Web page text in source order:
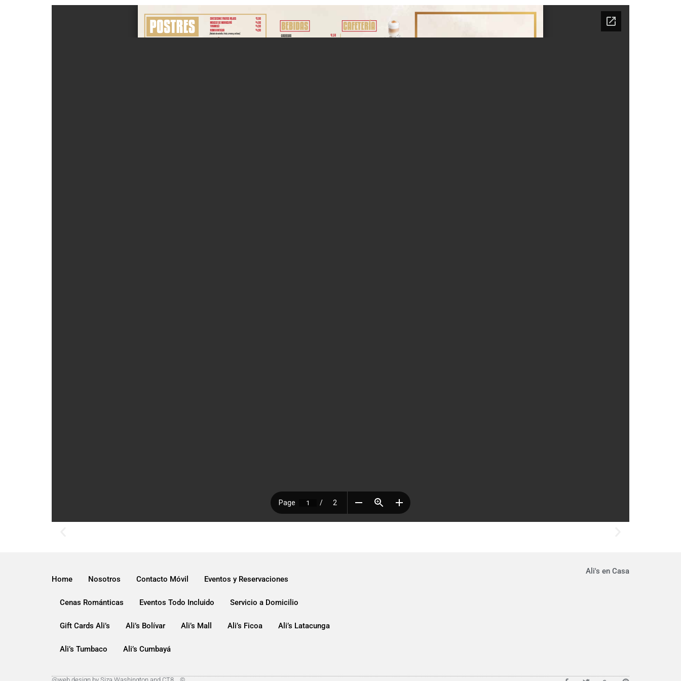
Home Nosotros Contacto Móvil Eventos y Reservaciones
Cenas Románticas Eventos Todo Incluido Servicio a Domicilio
Gift Cards Ali’s Ali’s Bolívar Ali’s Mall Ali’s Ficoa Ali’s Latacunga
Ali’s Tumbaco Ali’s Cumbayá
Ali's en Casa